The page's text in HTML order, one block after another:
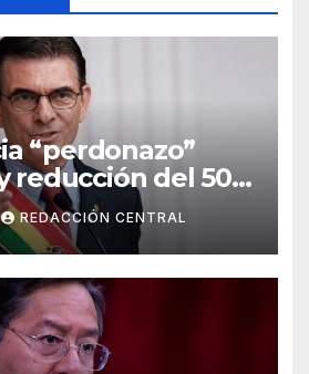
“perdonazo”
reducción del 50%
Presidente y
REDACCIÓN CENTRAL